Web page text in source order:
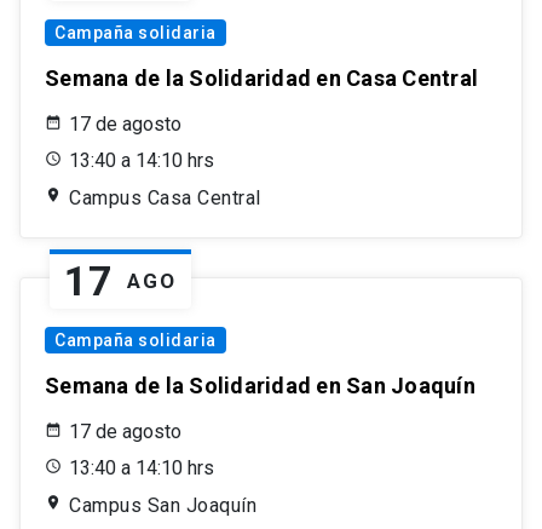
Campaña solidaria
Semana de la Solidaridad en Casa Central
17 de agosto
13:40 a 14:10 hrs
Campus Casa Central
Campaña solidaria
Semana de la Solidaridad en San Joaquín
17 AGO
17 de agosto
13:40 a 14:10 hrs
Campus San Joaquín